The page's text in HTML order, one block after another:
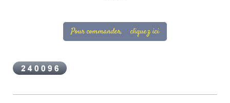
Pour commander, cliquez ici